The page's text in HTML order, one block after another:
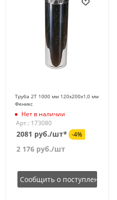
Труба 2Т 1000 мм 120х200х1,0 мм
Феникс
Нет в наличии
Арт.: 173080
2081 руб./шт* -4%
2 176руб./шт
Сообщить о поступлении